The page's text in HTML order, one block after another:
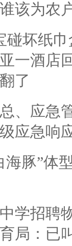
该为农
碰坏纸
一酒店
了
、应急
应急响
海豚”体
学招聘
局：已